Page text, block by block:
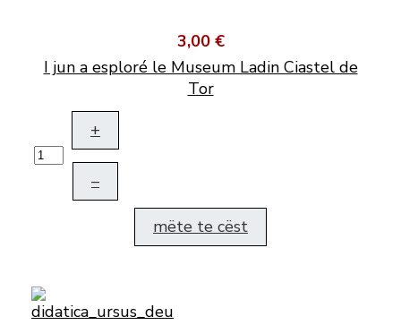
3,00 €
I jun a esploré le Museum Ladin Ciastel de
Tor
+
–
mëte te cëst